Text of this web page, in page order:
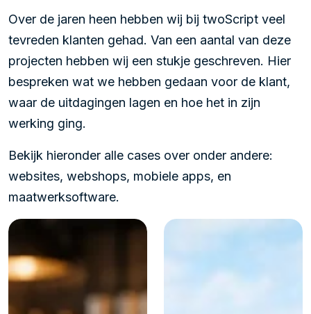
Over de jaren heen hebben wij bij twoScript veel
tevreden klanten gehad. Van een aantal van deze
projecten hebben wij een stukje geschreven. Hier
bespreken wat we hebben gedaan voor de klant,
waar de uitdagingen lagen en hoe het in zijn
werking ging.
Bekijk hieronder alle cases over onder andere:
websites, webshops, mobiele apps, en
maatwerksoftware.